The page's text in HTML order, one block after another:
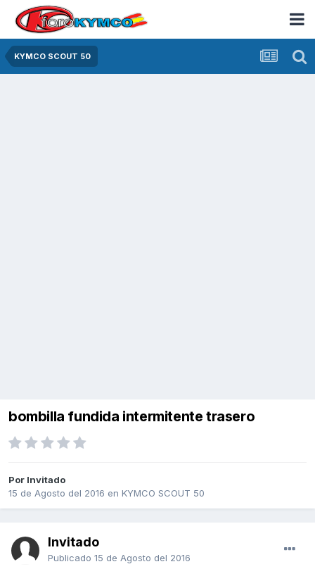
KYMCO SCOUT 50
bombilla fundida intermitente trasero
Por Invitado
15 de Agosto del 2016 en KYMCO SCOUT 50
Invitado
Publicado 15 de Agosto del 2016